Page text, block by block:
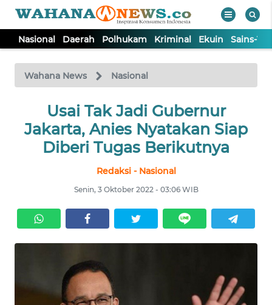
Nasional Daerah Polhukam Kriminal Ekuin Sains-
Wahana News Nasional
Usai Tak Jadi Gubernur
Jakarta, Anies Nyatakan Siap
Diberi Tugas Berikutnya
Redaksi - Nasional
Senin, 3 Oktober 2022 - 03:06 WIB
TV
Tutup
NASIONAL
DAERAH
KRIMINAL
EKUIN
SAINS-TEKNO